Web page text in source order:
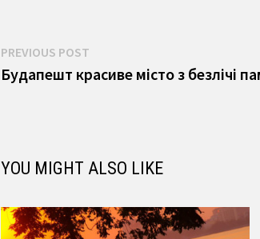
Навігація
записів
PREVIOUS POSTPrevious
post:
Будапешт красиве місто з безлічі
YOU MIGHT ALSO LIKE